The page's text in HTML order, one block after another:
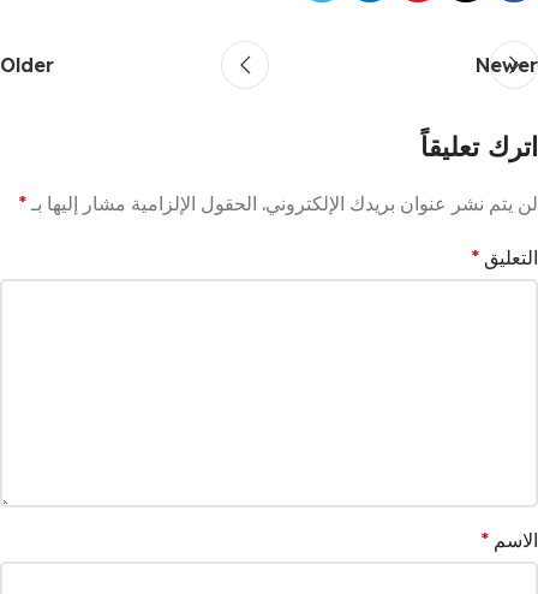
Newer
Older
اترك تعليقاً
لن يتم نشر عنوان بريدك الإلكتروني. الحقول الإلزامية مشار إليها بـ *
التعليق *
الاسم *